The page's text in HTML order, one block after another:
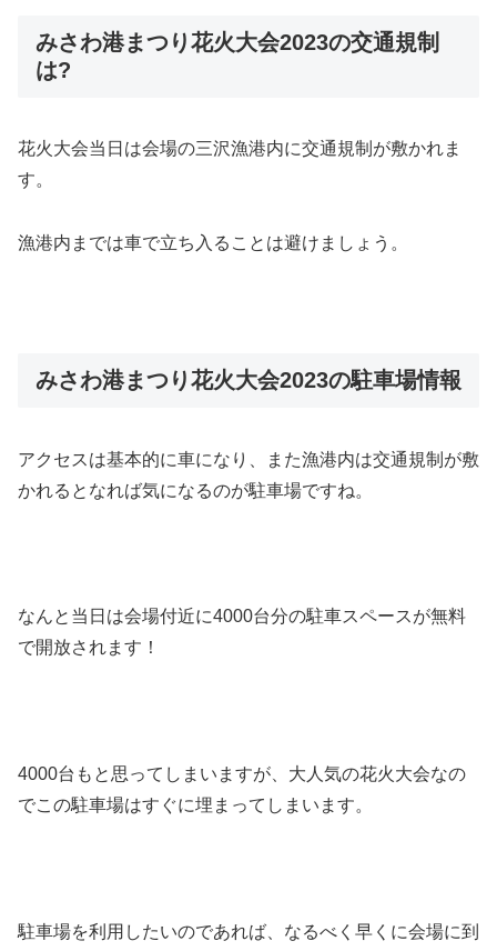
みさわ港まつり花火大会2023の交通規制
は?
花火大会当日は会場の三沢漁港内に交通規制が敷かれま
す。
漁港内までは車で立ち入ることは避けましょう。
みさわ港まつり花火大会2023の駐車場情報
アクセスは基本的に車になり、また漁港内は交通規制が敷
かれるとなれば気になるのが駐車場ですね。
なんと当日は会場付近に4000台分の駐車スペースが無料
で開放されます！
4000台もと思ってしまいますが、大人気の花火大会なの
でこの駐車場はすぐに埋まってしまいます。
駐車場を利用したいのであれば、なるべく早くに会場に到